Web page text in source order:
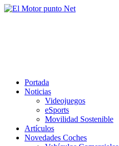
Saltar
Portada
Noticias
Videojuegos
eSports
Movilidad Sostenible
Artículos
Novedades Coches